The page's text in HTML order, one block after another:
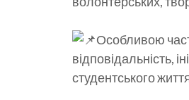
Особливою
відповідальність,
студентського